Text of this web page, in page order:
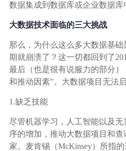
基因行业
生产制造业
IT互联网行业
影视制作业
数据集成到数据库或企业数据库
大数据技术面临的三大挑战
那么，为什么这么多大数据基
期就崩溃了？这一切都回到了
最后（也是很有说服力的部分
和推动因素”。大数据项目无法
1.缺乏技能
尽管机器学习，人工智能以及
序的增加，推动大数据项目和
家。麦肯锡（McKinsey）所指